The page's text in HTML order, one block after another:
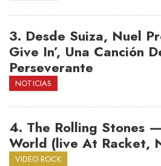
3. Desde Suiza, Nuel
Give In’, Una Canción
Perseverante
NOTICIAS
4. The Rolling Stones
World (live At Racket,
VIDEO ROCK